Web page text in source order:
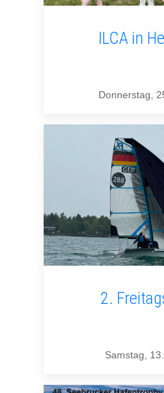
ILCA in
Donnerstag,
2.
Samstag,